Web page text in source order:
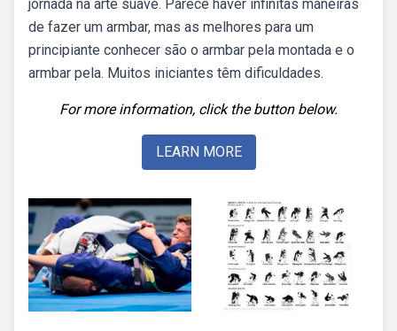
jornada na arte suave. Parece haver infinitas maneiras
de fazer um armbar, mas as melhores para um
principiante conhecer são o armbar pela montada e o
armbar pela. Muitos iniciantes têm dificuldades.
For more information, click the button below.
LEARN MORE